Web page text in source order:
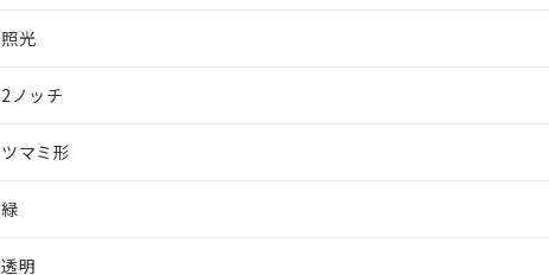
照光
2ノッチ
ツマミ形
緑
透明